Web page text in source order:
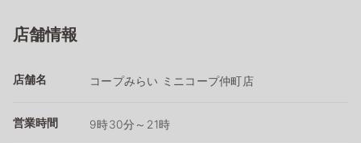
店舗情報
店舗名 コープみらい ミニコープ仲町店
営業時間 9時30分～21時